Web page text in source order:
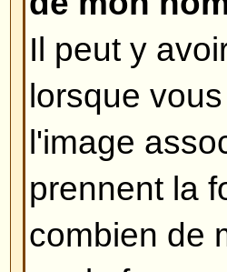
morceau de
retournant le
l'avez édité. Ce
n'a répondu, il
modérateur ou
devraient
modifié et